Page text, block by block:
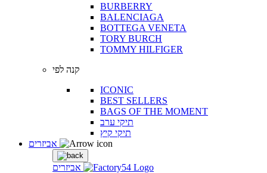
BURBERRY
BALENCIAGA
BOTTEGA VENETA
TORY BURCH
TOMMY HILFIGER
קנה לפי
ICONIC
BEST SELLERS
BAGS OF THE MOMENT
תיקי ערב
תיקי קיץ
אביזרים